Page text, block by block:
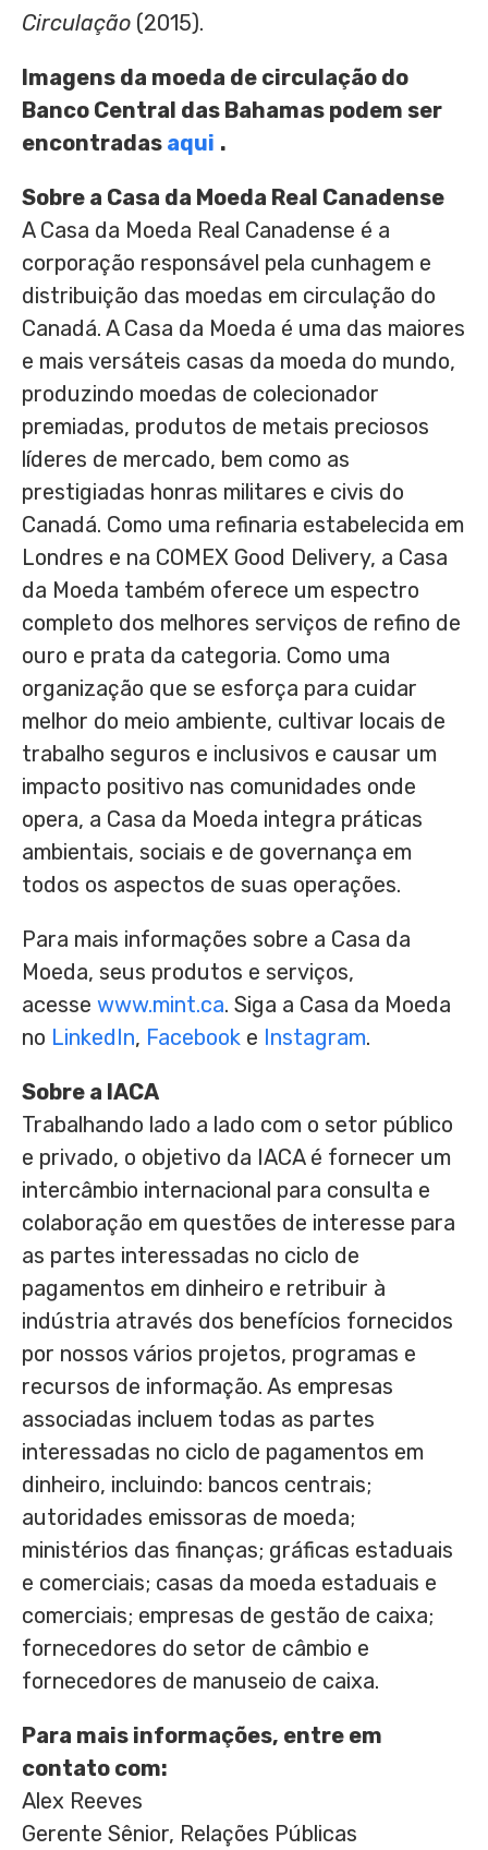
Circulação (2015).
Imagens da moeda de circulação do
Banco Central das Bahamas podem ser
encontradas aqui .
Sobre a Casa da Moeda Real Canadense
A Casa da Moeda Real Canadense é a
corporação responsável pela cunhagem e
distribuição das moedas em circulação do
Canadá. A Casa da Moeda é uma das maiores
e mais versáteis casas da moeda do mundo,
produzindo moedas de colecionador
premiadas, produtos de metais preciosos
líderes de mercado, bem como as
prestigiadas honras militares e civis do
Canadá. Como uma refinaria estabelecida em
Londres e na COMEX Good Delivery, a Casa
da Moeda também oferece um espectro
completo dos melhores serviços de refino de
ouro e prata da categoria. Como uma
organização que se esforça para cuidar
melhor do meio ambiente, cultivar locais de
trabalho seguros e inclusivos e causar um
impacto positivo nas comunidades onde
opera, a Casa da Moeda integra práticas
ambientais, sociais e de governança em
todos os aspectos de suas operações.
Para mais informações sobre a Casa da
Moeda, seus produtos e serviços,
acesse www.mint.ca. Siga a Casa da Moeda
no LinkedIn, Facebook e Instagram.
Sobre a IACA
Trabalhando lado a lado com o setor público
e privado, o objetivo da IACA é fornecer um
intercâmbio internacional para consulta e
colaboração em questões de interesse para
as partes interessadas no ciclo de
pagamentos em dinheiro e retribuir à
indústria através dos benefícios fornecidos
por nossos vários projetos, programas e
recursos de informação. As empresas
associadas incluem todas as partes
interessadas no ciclo de pagamentos em
dinheiro, incluindo: bancos centrais;
autoridades emissoras de moeda;
ministérios das finanças; gráficas estaduais
e comerciais; casas da moeda estaduais e
comerciais; empresas de gestão de caixa;
fornecedores do setor de câmbio e
fornecedores de manuseio de caixa.
Para mais informações, entre em
contato com:
Alex Reeves
Gerente Sênior, Relações Públicas